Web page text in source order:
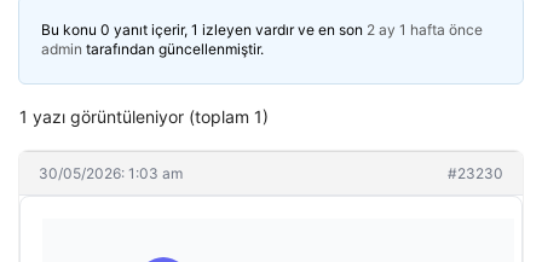
Bu konu 0 yanıt içerir, 1 izleyen vardır ve en son 2 ay 1 hafta önce
admin tarafından güncellenmiştir.
1 yazı görüntüleniyor (toplam 1)
30/05/2026: 1:03 am #23230